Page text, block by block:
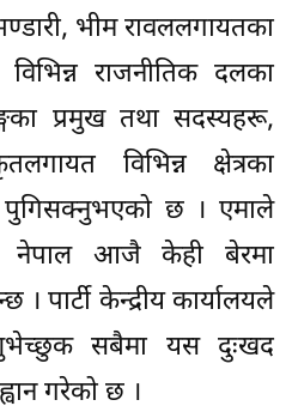
भीम रावललगायतका
राजनीतिक दलका
प्रमुख तथा सदस्यहरू,
विभिन्न क्षेत्रका
पुगिसक्नुभएको छ । एमाले
नेपाल आजै केही बेरमा
पार्टी केन्द्रीय कार्यालयले
शुभेच्छुक सबैमा यस दुःखद
गरेको छ ।